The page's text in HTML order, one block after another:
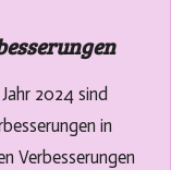
2024 sind
in
Verbesserungen